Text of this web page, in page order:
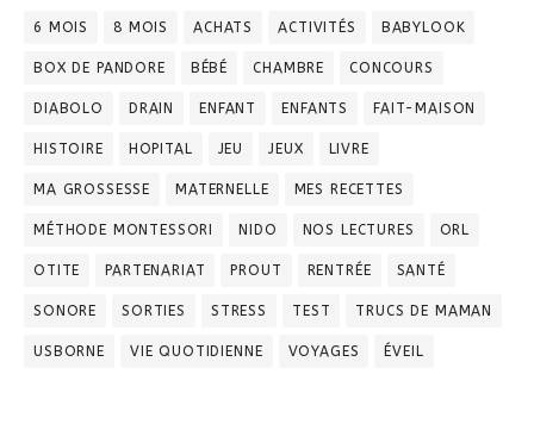
6 MOIS 8 MOIS ACHATS ACTIVITÉS BABYLOOK
BOX DE PANDORE BÉBÉ CHAMBRE CONCOURS
DIABOLO DRAIN ENFANT ENFANTS FAIT-MAISON
HISTOIRE HOPITAL JEU JEUX LIVRE
MA GROSSESSE MATERNELLE MES RECETTES
MÉTHODE MONTESSORI NIDO NOS LECTURES ORL
OTITE PARTENARIAT PROUT RENTRÉE SANTÉ
SONORE SORTIES STRESS TEST TRUCS DE MAMAN
USBORNE VIE QUOTIDIENNE VOYAGES ÉVEIL